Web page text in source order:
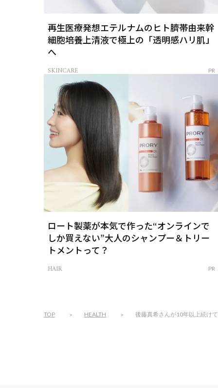
再生医療発想エテルナムのヒト臍帯由来幹
細胞培養上清液で極上の「透明感ハリ肌」
へ
SKINCARE PR
ロート製薬が本気で作った“オンラインで
しか買えない”大人のシャンプー＆トリー
トメントって？
HAIR PR
TOP HEALTH 後藤真希さんが10年以上続け